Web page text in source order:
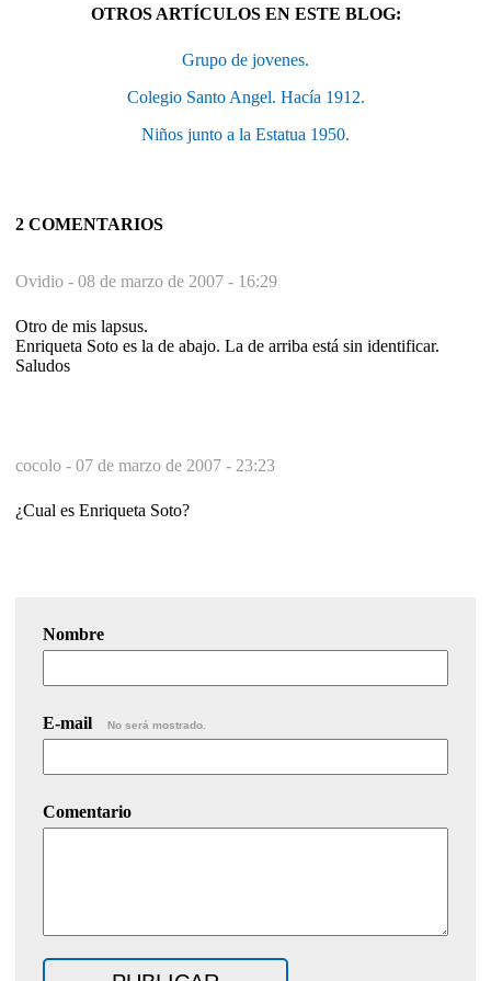
OTROS ARTÍCULOS EN ESTE BLOG:
Grupo de jovenes.
Colegio Santo Angel. Hacía 1912.
Niños junto a la Estatua 1950.
2 COMENTARIOS
Ovidio - 08 de marzo de 2007 - 16:29
Otro de mis lapsus.
Enriqueta Soto es la de abajo. La de arriba está sin identificar.
Saludos
cocolo - 07 de marzo de 2007 - 23:23
¿Cual es Enriqueta Soto?
Nombre
E-mail No será mostrado.
Comentario